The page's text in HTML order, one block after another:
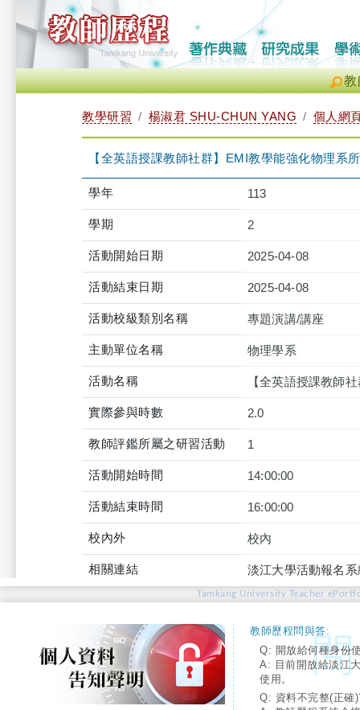
教
教學研習 楊淑君 SHU-CHUN YANG 個人網
【全英語授課教師社群】EMI教學能強化物理系
學年 113
學期 2
活動開始日期 2025-04-08
活動結束日期 2025-04-08
活動校級類別名稱 專題演講/講座
主動單位名稱 物理學系
活動名稱 【全英語授課教師
實際參與時數 2.0
教師評鑑所屬之研習活動 1
活動開始時間 14:00:00
活動結束時間 16:00:00
校內外 校內
相關連結 淡江大學活動報名
Tamkang University Teacher
教師歷程問與答:
Q: 開放給何種身份
A: 目前開放給淡江
使用。
Q: 資料不完整(正確